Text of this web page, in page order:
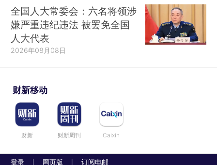
全国人大常委会：六名将领涉
嫌严重违纪违法 被罢免全国
人大代表
2026年08月08日
财新移动
财新 财新周刊 Caixin
登录 网页版 订阅电邮